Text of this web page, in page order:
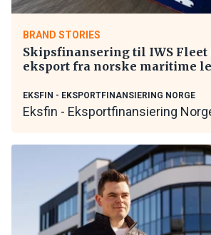
BRAND STORIES
Skipsfinansering til IWS
eksport fra norske maritime
EKSFIN - EKSPORTFINANSIERING NORGE
Eksfin - Eksportfinansiering